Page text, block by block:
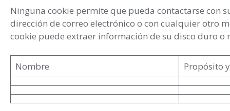
Ninguna cookie permite que pueda contactarse con
dirección de correo electrónico o con cualquier otro
cookie puede extraer información de su disco duro
Nombre Propósito